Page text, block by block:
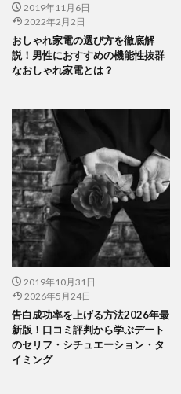
2019年11月6日
2022年2月2日
おしゃれ家電の選び方を徹底解
説！男性におすすめの機能性抜群
なおしゃれ家電とは？
2019年10月31日
2026年5月24日
告白成功率を上げる方法2026年最
新版！口コミ評判から学ぶデート
のセリフ・シチュエーション・タ
イミング